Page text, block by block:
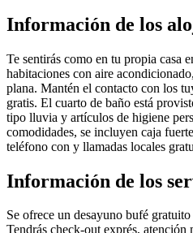
Información de los
Te sentirás como en tu propia casa
habitaciones con aire
plana. Mantén el contacto con los
gratis. El cuarto de baño está
tipo lluvia y artículos de higiene
comodidades, se incluyen caja
teléfono con y llamadas locales
Información de los
Se ofrece un desayuno bufé
Tendrás check-out exprés,